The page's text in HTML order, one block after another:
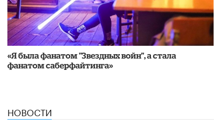
«Я была фанатом "Звездных войн", а стала
фанатом саберфайтинга»
НОВОСТИ